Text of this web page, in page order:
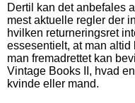
Dertil kan det anbefales
mest aktuelle regler der
hvilken returneringsret
essesentielt, at man
man fremadrettet kan
Vintage Books II, hvad
kvinde eller mand.